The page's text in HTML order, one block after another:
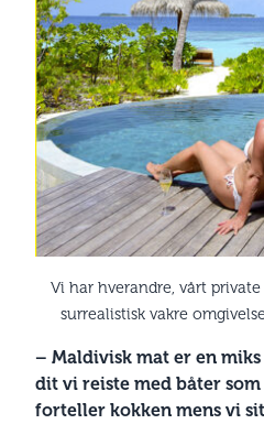
Vi har hverandre, vårt
surrealistisk vakre
– Maldivisk mat er en
dit vi reiste med båter
forteller kokken mens vi